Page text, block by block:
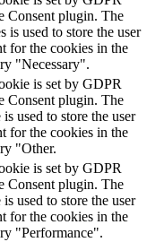
Consent plugin. The
is used to store the user
for the cookies in the
"Necessary".
is set by GDPR
Consent plugin. The
used to store the user
for the cookies in the
"Other.
is set by GDPR
Consent plugin. The
used to store the user
for the cookies in the
"Performance".